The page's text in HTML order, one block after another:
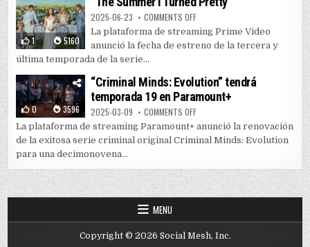
1 5160
2025-06-23 COMMENTS OFFON PRIME VIDEO LANZA
La plataforma de streaming Prime Video
anunció la fecha de estreno de la tercera y
última temporada de la serie...
0 3596
“Criminal Minds: Evolution” tendrá
temporada 19 en Paramount+
2025-03-09 COMMENTS OFFON “CRIMINAL MINDS:
La plataforma de streaming Paramount+ anunció la renovación
de la exitosa serie criminal original Criminal Minds: Evolution
para una decimonovena...
MENU
Copyright © 2026 Social Mesh, Inc.